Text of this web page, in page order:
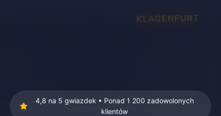
KLAGENFURT
4,8 na 5 gwiazdek • Ponad 1 200 zadowolonych
klientów